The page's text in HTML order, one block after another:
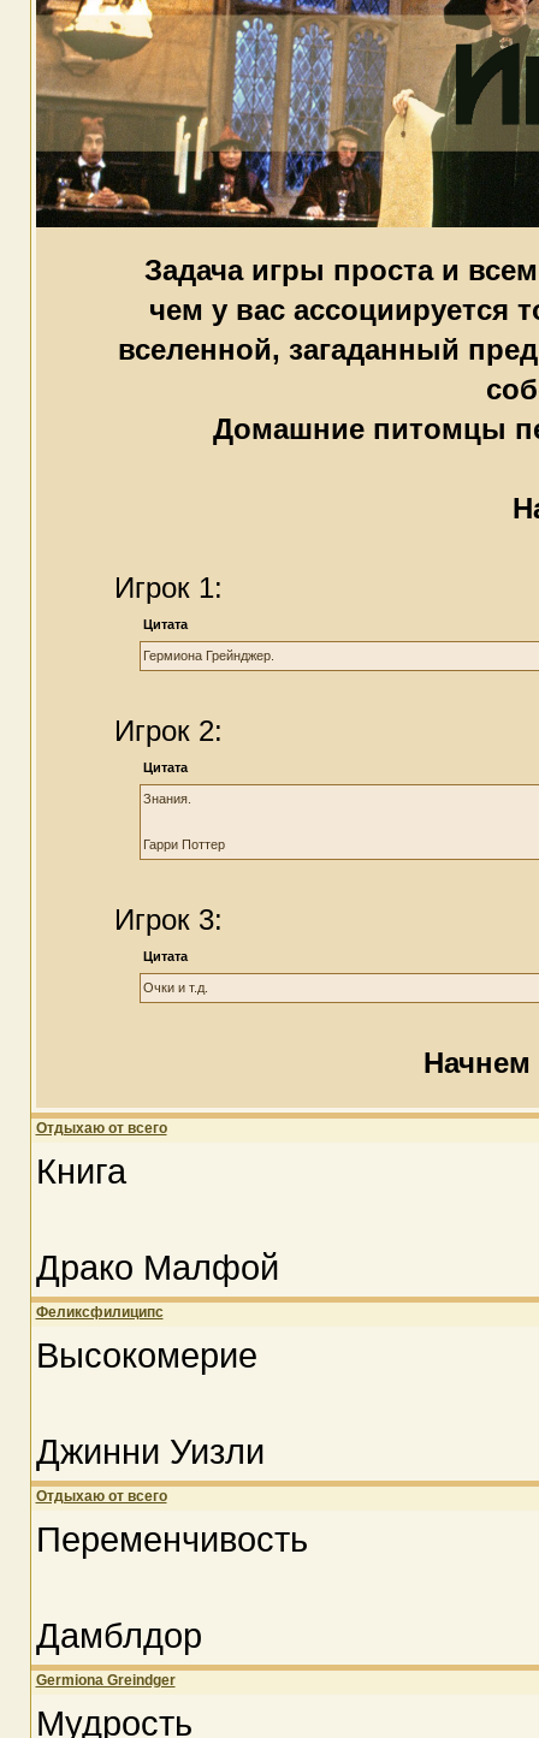
Задача игры проста и
чем у вас ассоциируется
вселенной, загаданный
Домашние питомцы
Игрок 1:
Цитата
Гермиона Грейнджер.
Игрок 2:
Цитата
Знания.
Гарри Поттер
Игрок 3:
Цитата
Очки и т.д.
Начнем
Отдыхаю от всего
Книга
Драко Малфой
Феликсфилиципс
Высокомерие
Джинни Уизли
Отдыхаю от всего
Переменчивость
Дамблдор
Germiona Greindger
Мудрость